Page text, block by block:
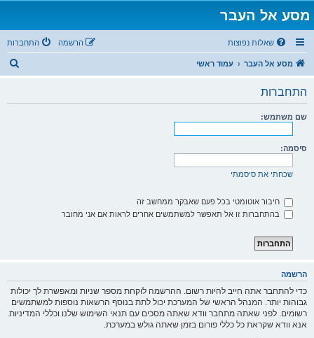
מסע אל העבר
שאלות נפוצות התחברות הרשמה
מסע אל העבר עמוד ראשי
התחברות
שם משתמש:
סיסמה:
שכחתי את סיסמתי
חיבור אוטומטי בכל פעם שאבקר ממחשב זה
בהתחברות זו אל תאפשר למשתמשים אחרים לראות אם אני מחובר
הרשמה
כדי להתחבר אתה חייב להיות רשום. ההרשמה לוקחת מספר שניות ומאפשרת לך יכולות
גבוהות יותר. המנהל הראשי של המערכת יכול לתת בנוסף הרשאות נוספות למשתמשים
רשומים. לפני שאתה מתחבר וודא שאתה מסכים עם תנאי השימוש שלנו וכללי המדיניות.
אנא וודא שקראת כל כללי פורום בזמן שאתה גולש במערכת.